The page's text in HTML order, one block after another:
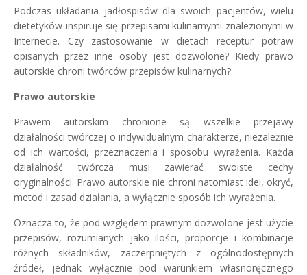
Podczas układania jadłospisów dla swoich pacjentów, wielu
dietetyków inspiruje się przepisami kulinarnymi znalezionymi w
Internecie. Czy zastosowanie w dietach receptur potraw
opisanych przez inne osoby jest dozwolone? Kiedy prawo
autorskie chroni twórców przepisów kulinarnych?
Prawo autorskie
Prawem autorskim chronione są wszelkie przejawy
działalności twórczej o indywidualnym charakterze, niezależnie
od ich wartości, przeznaczenia i sposobu wyrażenia. Każda
działalność twórcza musi zawierać swoiste cechy
oryginalności. Prawo autorskie nie chroni natomiast idei, okryć,
metod i zasad działania, a wyłącznie sposób ich wyrażenia.
Oznacza to, że pod względem prawnym dozwolone jest użycie
przepisów, rozumianych jako ilości, proporcje i kombinacje
różnych składników, zaczerpniętych z ogólnodostępnych
źródeł, jednak wyłącznie pod warunkiem własnoręcznego